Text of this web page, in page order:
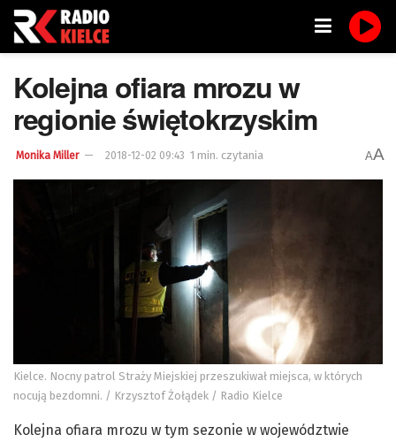
Kolejna ofiara mrozu w
regionie świętokrzyskim
Monika Miller 2018-12-02 09:43 1 min. czytania AA
Kielce. Nocny patrol Straży Miejskiej przeszukiwał miejsca, w których
nocują bezdomni. / Krzysztof Żołądek / Radio Kielce
Kolejna ofiara mrozu w tym sezonie w województwie